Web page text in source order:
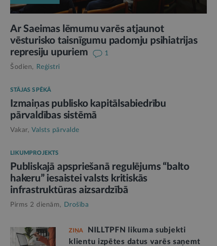
Ar Saeimas lēmumu varēs atjaunot
vēsturisko taisnīgumu padomju psihiatrijas
represiju upuriem
1
Šodien, Reģistri
STĀJAS SPĒKĀ
Izmaiņas publisko kapitālsabiedrību
pārvaldības sistēmā
Vakar, Valsts pārvalde
LIKUMPROJEKTS
Publiskajā apspriešanā regulējums “balto
hakeru” iesaistei valsts kritiskās
infrastruktūras aizsardzībā
Pirms 2 dienām, Drošība
ZIŅA
NILLTPFN likuma subjekti
klientu izpētes datus varēs saņemt